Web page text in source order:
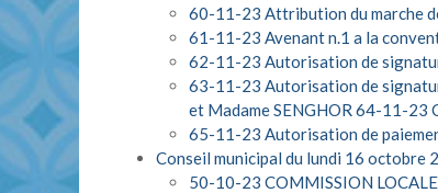
60-11-23 Attribution du marche
61-11-23 Avenant n.1 a la
62-11-23 Autorisation de
63-11-23 Autorisation de
et Madame SENGHOR 64-11-23
65-11-23 Autorisation de
Conseil municipal du lundi 16 octobre
50-10-23 COMMISSION LOCALE